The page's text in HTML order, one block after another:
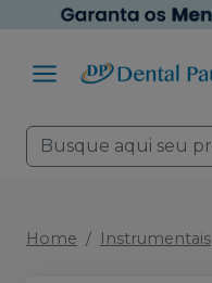
Home Instrumentais